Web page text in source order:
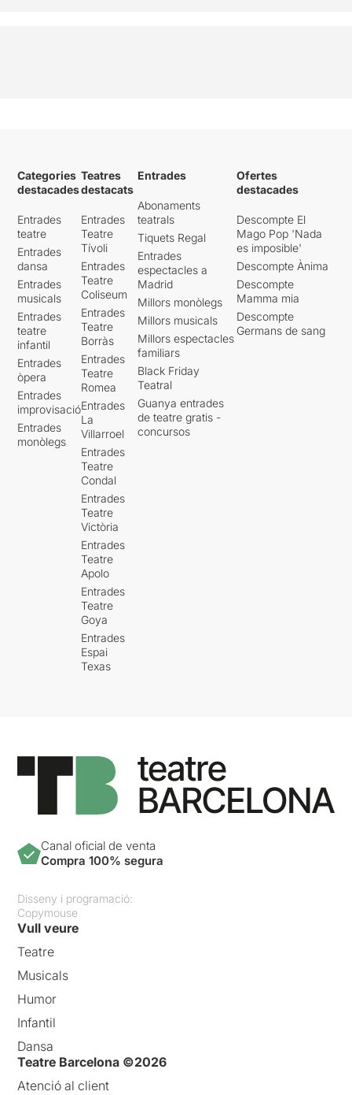
Categories
destacades
Entrades
teatre
Entrades
dansa
Entrades
musicals
Entrades
teatre
infantil
Entrades
òpera
Entrades
improvisació
Entrades
monòlegs
Teatres
destacats
Entrades
Teatre
Tívoli
Entrades
Teatre
Coliseum
Entrades
Teatre
Borràs
Entrades
Teatre
Romea
Entrades
La
Villarroel
Entrades
Teatre
Condal
Entrades
Teatre
Victòria
Entrades
Teatre
Apolo
Entrades
Teatre
Goya
Entrades
Espai
Texas
Entrades
Abonaments
teatrals
Tiquets Regal
Entrades
espectacles a
Madrid
Millors monòlegs
Millors musicals
Millors espectacles
familiars
Black Friday
Teatral
Guanya entrades
de teatre gratis -
concursos
Ofertes
destacades
Descompte El
Mago Pop 'Nada
es imposible'
Descompte Ànima
Descompte
Mamma mia
Descompte
Germans de sang
Canal oficial de venta
Compra 100% segura
Disseny i programació:
Copymouse
Vull veure
Teatre
Musicals
Humor
Infantil
Dansa
Teatre Barcelona ©2026
Atenció al client